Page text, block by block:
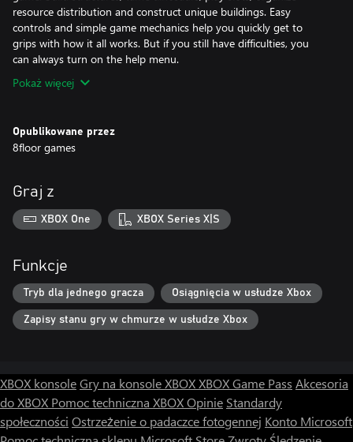
resource distribution and construct unique buildings. Easy
controls and simple game mechanics help you quickly get to
grips with how it all works. But if you still have difficulties, you
can always turn on the help menu.
Pokaż więcej
Opublikowane przez
8floor games
Graj z
XBOX One XBOX Series X|S
Funkcje
Tryb dla jednego gracza Osiągnięcia w usłudze Xbox
Zapisy stanu gry w chmurze w usłudze Xbox
XBOX konsoleGry na konsole XBOXXBOX Game Pass Akcesoria
do XBOX Pomoc techniczna XBOXOpinie Standardy
społeczności Ostrzeżenie o padaczce fotogennej Konto Microsoft